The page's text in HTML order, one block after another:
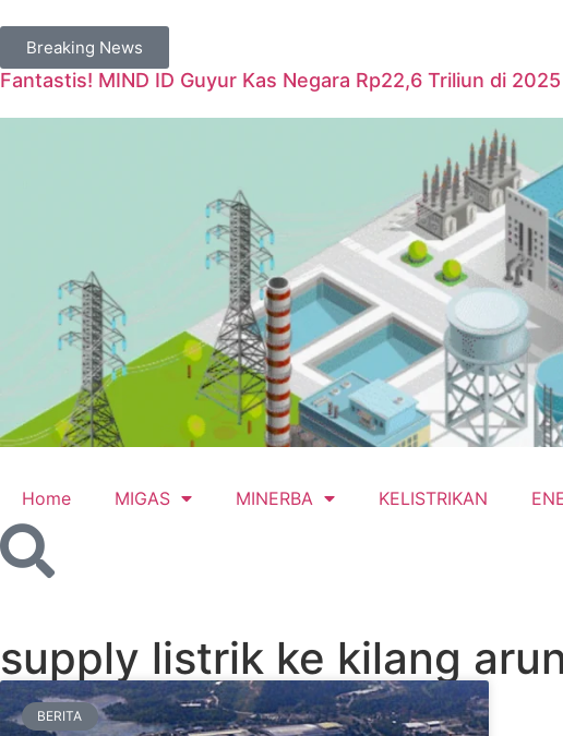
Breaking News
Fantastis! MIND ID Guyur Kas Negara Rp22,6 Triliun di 2025
Home MIGAS MINERBA KELISTRIKAN
supply listrik ke kilang arun
BERITA